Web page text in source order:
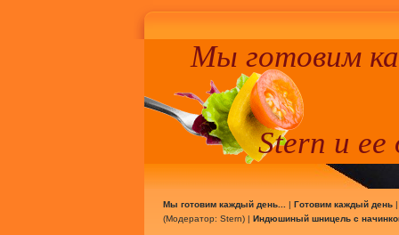
Мы готовим
Stern и ее
Мы готовим каждый день... | Готовим каждый день
(Модератор: Stern) | Индюшиный шницель с